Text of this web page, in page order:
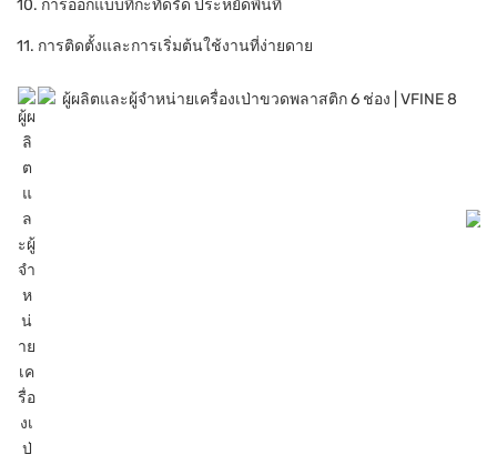
10. การออกแบบที่กะทัดรัด ประหยัดพื้นที่
11. การติดตั้งและการเริ่มต้นใช้งานที่ง่ายดาย